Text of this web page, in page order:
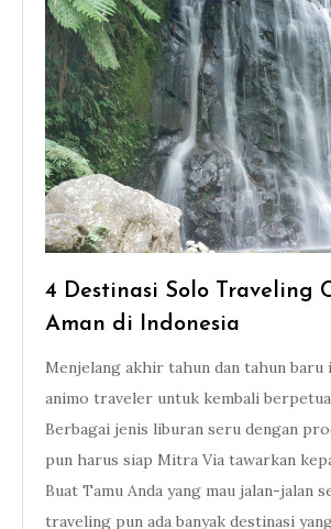
4 Destinasi Solo Traveling
Aman di Indonesia
Menjelang akhir tahun dan tahun baru
animo traveler untuk kembali
Berbagai jenis liburan seru dengan
pun harus siap Mitra Via tawarkan
Buat Tamu Anda yang mau jalan-jalan
traveling pun ada banyak destinasi